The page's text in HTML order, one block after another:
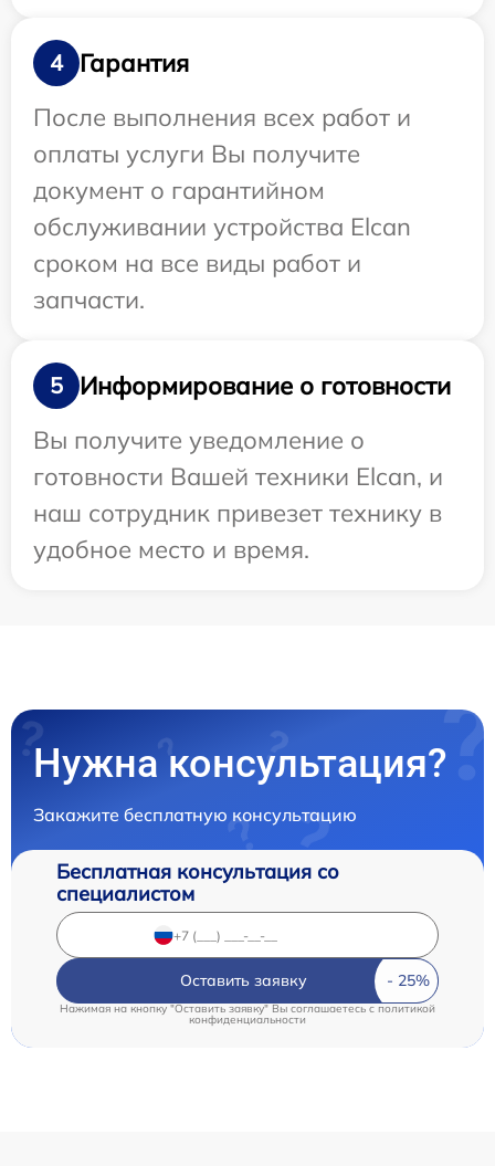
4
Гарантия
После выполнения всех работ и
оплаты услуги Вы получите
документ о гарантийном
обслуживании устройства Elcan
сроком на все виды работ и
запчасти.
5
Информирование о готовности
Вы получите уведомление о
готовности Вашей техники Elcan, и
наш сотрудник привезет технику в
удобное место и время.
Нужна консультация?
Закажите бесплатную консультацию
Бесплатная консультация со
специалистом
Оставить заявку
Нажимая на кнопку "Оставить заявку" Вы соглашаетесь c политикой
конфиденциальности